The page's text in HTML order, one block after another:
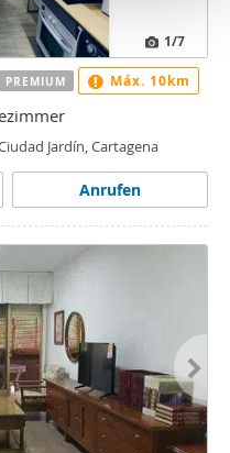
1/7
Jardín, Cartagena
Anrufen
PREMIUM Máx. 10km